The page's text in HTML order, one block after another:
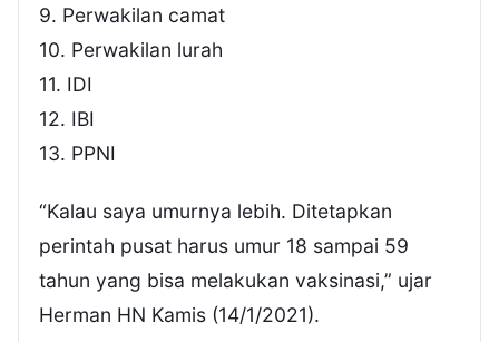
9. Perwakilan camat
10. Perwakilan lurah
11. IDI
12. IBI
13. PPNI
“Kalau saya umurnya lebih. Ditetapkan
perintah pusat harus umur 18 sampai 59
tahun yang bisa melakukan vaksinasi,” ujar
Herman HN Kamis (14/1/2021).